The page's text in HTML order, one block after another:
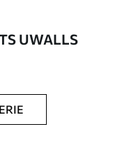
colle pour
UWALLS